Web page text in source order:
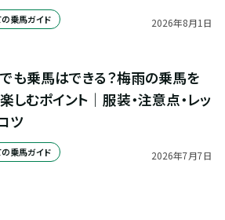
乗馬ガイド 2026年8月1 日
も乗馬はできる？梅雨の乗馬を
しむポイント｜服装・注意点・レッ
ツ
乗馬ガイド 2026年7月7日